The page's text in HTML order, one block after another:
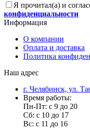
Я прочитал(а) и
конфиденциальности
Информация
О компании
Оплата и доставка
Политика
Наш адрес
г. Челябинск, ул.
Время работы:
Пн-Пт: с 9 до 20
Сб: с 10 до 17
Вс: с 11 до 16